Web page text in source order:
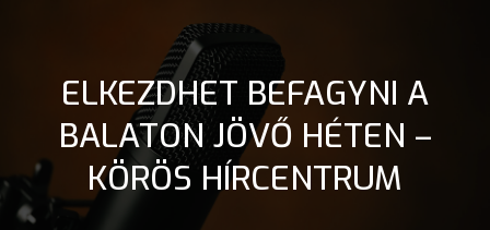
ELKEZDHET BEFAGYNI A
BALATON JÖVŐ HÉTEN –
KÖRÖS HÍRCENTRUM